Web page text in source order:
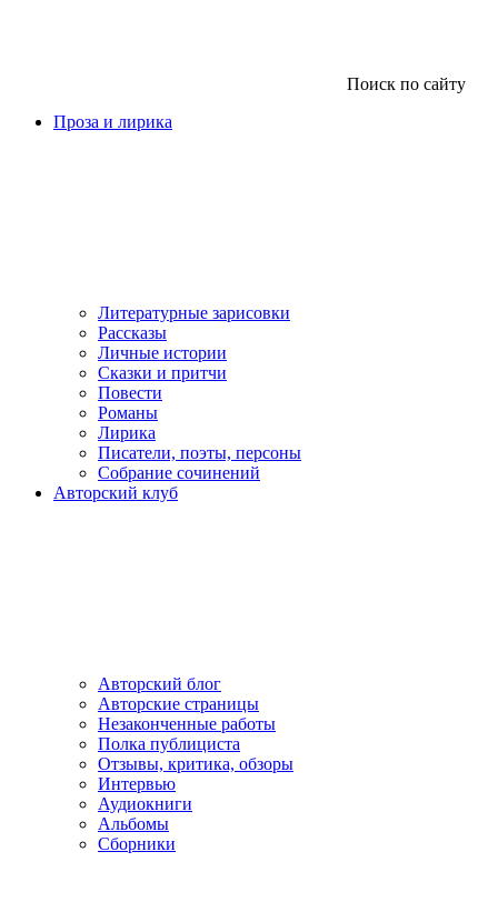
Поиск по сайту
Проза и лирика
Литературные зарисовки
Рассказы
Личные истории
Сказки и притчи
Повести
Романы
Лирика
Писатели, поэты, персоны
Собрание сочинений
Авторский клуб
Авторский блог
Авторские страницы
Незаконченные работы
Полка публициста
Отзывы, критика, обзоры
Интервью
Аудиокниги
Альбомы
Сборники